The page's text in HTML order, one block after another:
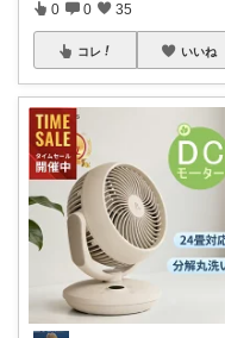
0 0 35
コレ いいね